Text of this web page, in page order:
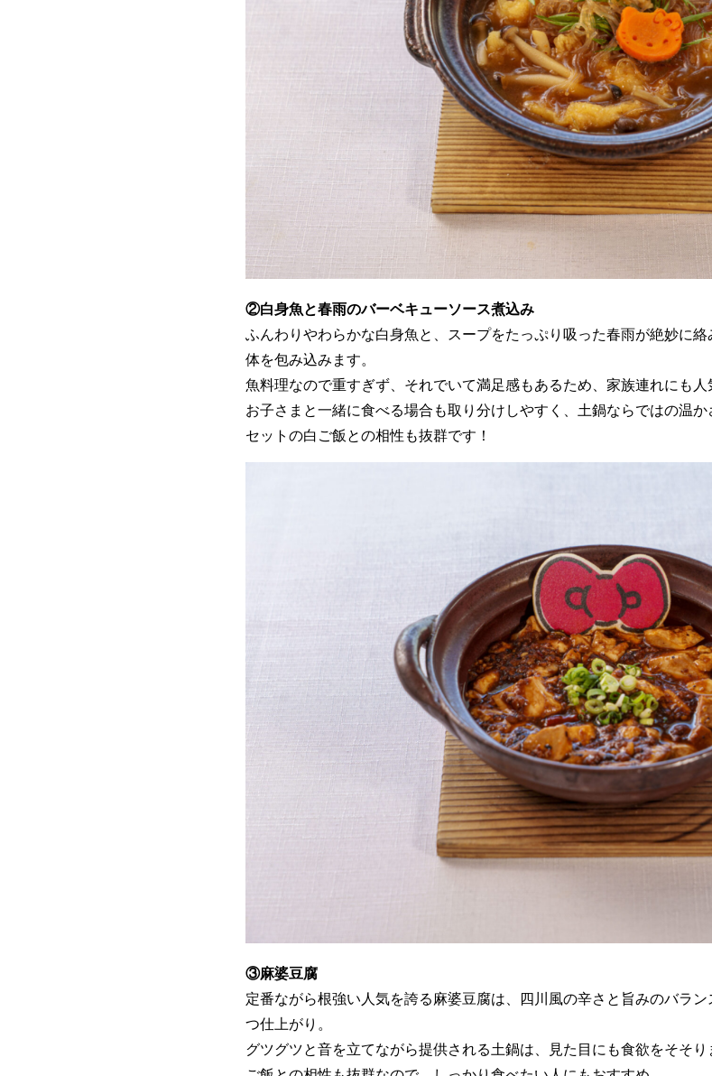
②白身魚と春雨のバーベキューソース煮込み
ふんわりやわらかな白身魚と、スープをたっぷり吸った春雨が絶妙に
体を包み込みます。
魚料理なので重すぎず、それでいて満足感もあるため、家族連れにも人
お子さまと一緒に食べる場合も取り分けしやすく、土鍋ならではの温か
セットの白ご飯との相性も抜群です！
③麻婆豆腐
定番ながら根強い人気を誇る麻婆豆腐は、四川風の辛さと旨みのバラ
つ仕上がり。
グツグツと音を立てながら提供される土鍋は、見た目にも食欲をそそり